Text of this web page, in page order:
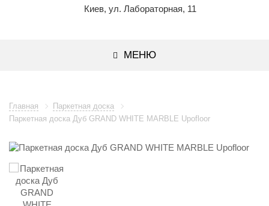
Киев, ул. Лабораторная, 11
МЕНЮ
Главная
Паркетная доска
Паркетная доска Дуб GRAND WHITE MARBLE Upofloor